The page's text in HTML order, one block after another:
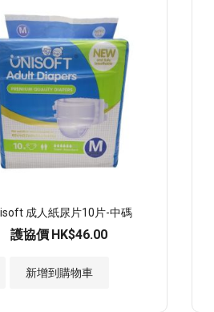
成人紙尿片10片-中碼
護協價 HK$46.00
新增到購物車